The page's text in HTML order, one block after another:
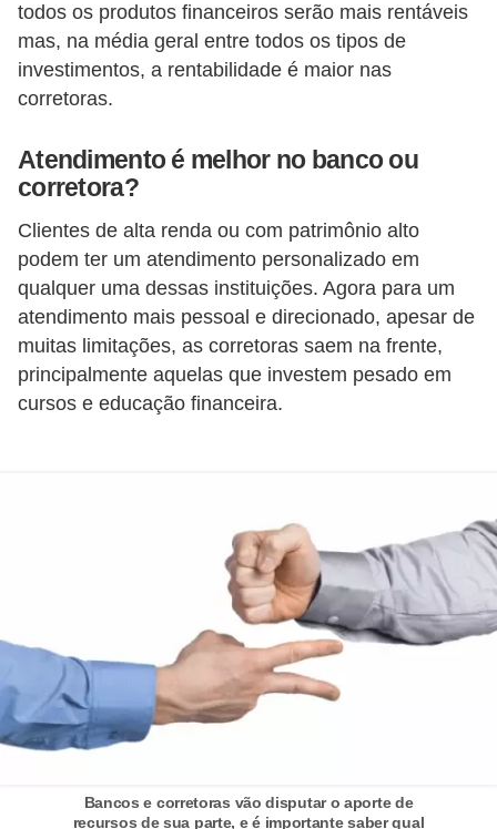
todos os produtos financeiros serão mais rentáveis
mas, na média geral entre todos os tipos de
investimentos, a rentabilidade é maior nas
corretoras.
Atendimento é melhor no banco ou
corretora?
Clientes de alta renda ou com patrimônio alto
podem ter um atendimento personalizado em
qualquer uma dessas instituições. Agora para um
atendimento mais pessoal e direcionado, apesar de
muitas limitações, as corretoras saem na frente,
principalmente aquelas que investem pesado em
cursos e educação financeira.
Bancos e corretoras vão disputar o aporte de
recursos de sua parte, e é importante saber qual
i
n
a
c
e
i
r
a
s
C
â
r
ã
o